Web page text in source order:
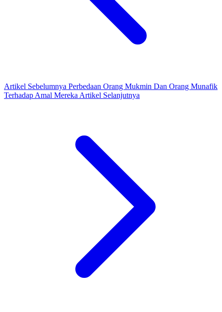
Artikel Sebelumnya Perbedaan Orang Mukmin Dan Orang Munafik
Terhadap Amal Mereka Artikel Selanjutnya